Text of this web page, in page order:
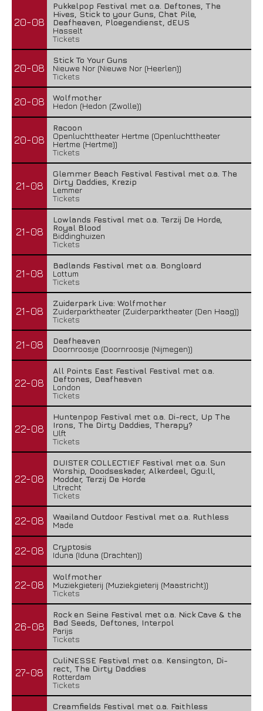
20-08
Pukkelpop Festival met o.a. Deftones, The
Hives, Stick to your Guns, Chat Pile,
Deafheaven, Ploegendienst, dEUS
Hasselt
Tickets
20-08
Stick To Your Guns
Nieuwe Nor (Nieuwe Nor (Heerlen))
Tickets
20-08
Wolfmother
Hedon (Hedon (Zwolle))
20-08
Racoon
Openluchttheater Hertme (Openluchttheater
Hertme (Hertme))
Tickets
21-08
Glemmer Beach Festival Festival met o.a. The
Dirty Daddies, Krezip
Lemmer
Tickets
21-08
Lowlands Festival met o.a. Terzij De Horde,
Royal Blood
Biddinghuizen
Tickets
21-08
Badlands Festival met o.a. Bongloard
Lottum
Tickets
21-08
Zuiderpark Live: Wolfmother
Zuiderparktheater (Zuiderparktheater (Den Haag))
Tickets
21-08
Deafheaven
Doornroosje (Doornroosje (Nijmegen))
22-08
All Points East Festival Festival met o.a.
Deftones, Deafheaven
London
Tickets
22-08
Huntenpop Festival met o.a. Di-rect, Up The
Irons, The Dirty Daddies, Therapy?
Ulft
Tickets
22-08
DUISTER COLLECTIEF Festival met o.a. Sun
Worship, Doodseskader, Alkerdeel, Ggu:ll,
Modder, Terzij De Horde
Utrecht
Tickets
22-08
Waailand Outdoor Festival met o.a. Ruthless
Made
22-08
Cryptosis
Iduna (Iduna (Drachten))
22-08
Wolfmother
Muziekgieterij (Muziekgieterij (Maastricht))
Tickets
26-08
Rock en Seine Festival met o.a. Nick Cave & the
Bad Seeds, Deftones, Interpol
Parijs
Tickets
27-08
CuliNESSE Festival met o.a. Kensington, Di-
rect, The Dirty Daddies
Rotterdam
Tickets
Creamfields Festival met o.a. Faithless